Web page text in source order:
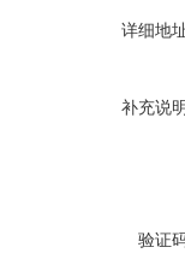
详细地
补充说
验证